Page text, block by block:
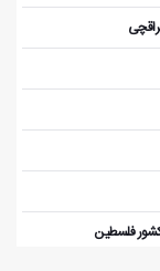
فلسطین